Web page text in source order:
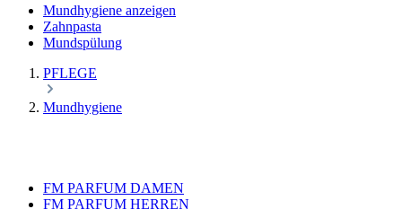
Mundhygiene anzeigen
Zahnpasta
Mundspülung
PFLEGE
Mundhygiene
FM PARFUM DAMEN
FM PARFUM HERREN